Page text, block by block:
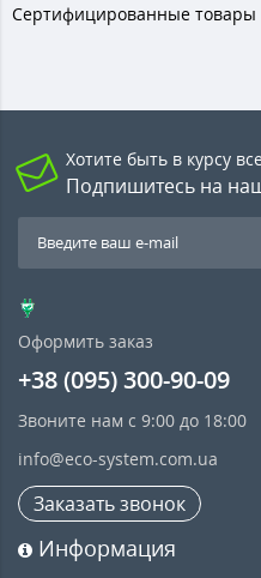
Сертифицированные товары
Хотите быть в курсу
Подпишитесь на
Оформить заказ
+38 (095) 300-90-09
Звоните нам с 9:00 до 18:00
info@eco-system.com.ua
Заказать звонок
Информация